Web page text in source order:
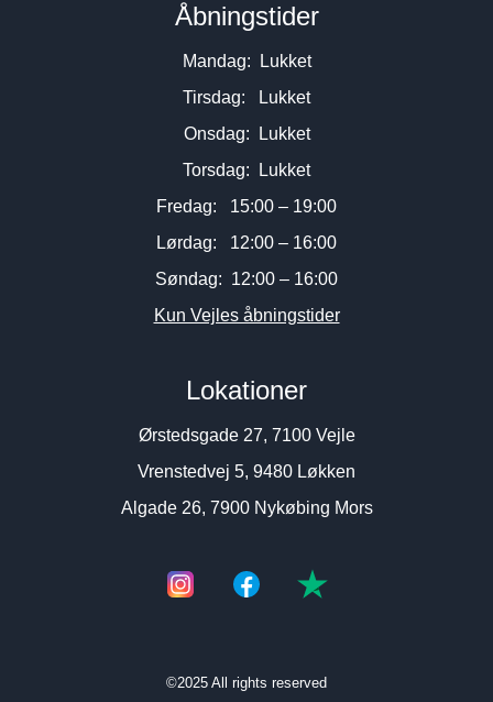
Åbningstider
Mandag: Lukket
Tirsdag: Lukket
Onsdag: Lukket
Torsdag: Lukket
Fredag: 15:00 – 19:00
Lørdag: 12:00 – 16:00
Søndag: 12:00 – 16:00
Kun Vejles åbningstider
Lokationer
Ørstedsgade 27, 7100 Vejle
Vrenstedvej 5, 9480 Løkken
Algade 26, 7900 Nykøbing Mors
©2025 All rights reserved